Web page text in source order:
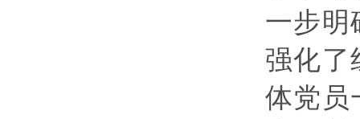
一步明
强化了
体党员